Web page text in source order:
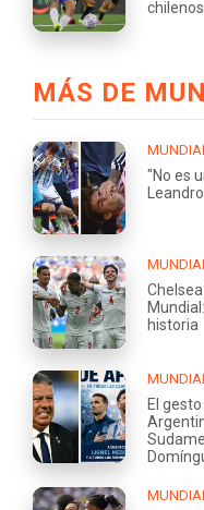
chilenos
MÁS DE
"No es
historia
El